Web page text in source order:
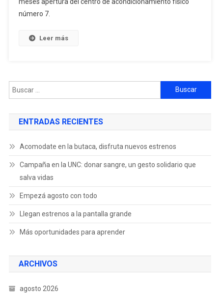
número 7.
Leer más
ENTRADAS RECIENTES
Acomodate en la butaca, disfruta nuevos estrenos
Campaña en la UNC: donar sangre, un gesto solidario que
salva vidas
Empezá agosto con todo
Llegan estrenos a la pantalla grande
Más oportunidades para aprender
ARCHIVOS
agosto 2026